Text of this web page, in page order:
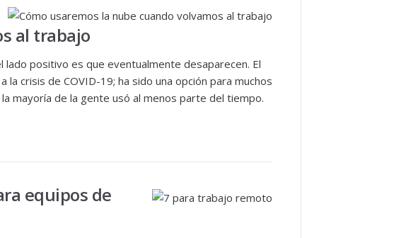
al trabajo
positivo es que eventualmente desaparecen. El
crisis de COVID-19; ha sido una opción para muchos
mayoría de la gente usó al menos parte del tiempo.
equipos de